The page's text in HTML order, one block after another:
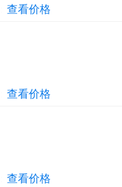
查看价格
查看价格
查看价格